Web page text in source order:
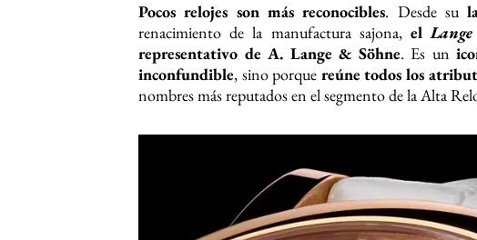
Pocos relojes son más reconocibles. Desde su
renacimiento de la manufactura sajona,el
representativo de A. Lange & Söhne. Es un
inconfundible, sino porque reúne todos los
nombres más reputados en el segmento de la Alta